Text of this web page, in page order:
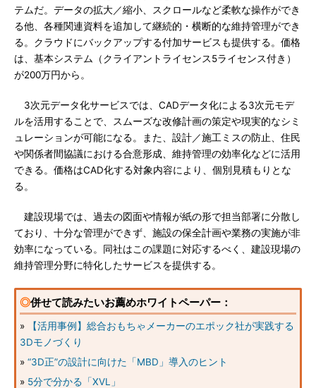
テムだ。データの拡大／縮小、スクロールなど柔軟な操作ができ
る他、各種関連資料を追加して継続的・横断的な維持管理ができ
る。クラウドにバックアップする付加サービスも提供する。価格
は、基本システム（クライアントライセンス5ライセンス付き）
が200万円から。
3次元データ化サービスでは、CADデータ化による3次元モデ
ルを活用することで、スムーズな改修計画の策定や現実的なシミ
ュレーションが可能になる。また、設計／施工ミスの防止、住民
や関係者間協議における合意形成、維持管理の効率化などに活用
できる。価格はCAD化する対象内容により、個別見積もりとな
る。
建設現場では、過去の図面や情報が紙の形で担当部署に分散し
ており、十分な管理ができず、施設の保全計画や業務の実施が非
効率になっている。同社はこの課題に対応するべく、建設現場の
維持管理分野に特化したサービスを提供する。
◎併せて読みたいお薦めホワイトペーパー：
»
【活用事例】総合おもちゃメーカーのエポック社が実践する
3Dモノづくり
» “3D正”の設計に向けた「MBD」導入のヒント
» 5分で分かる「XVL」